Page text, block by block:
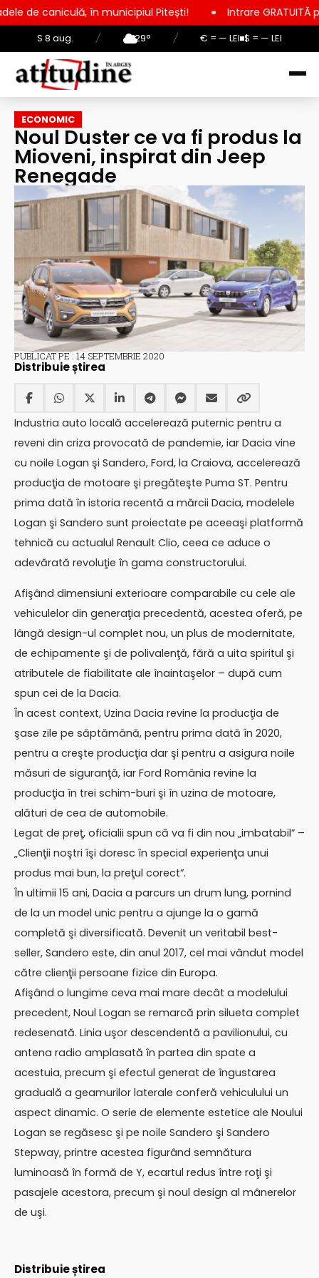
S 8 aug. / 29° / € = — LEI $ = — LEI
în municipiul Pitești! Intrare GRATUITĂ pentru copii,
ECONOMIC
Noul Duster ce va fi produs la
Mioveni, inspirat din Jeep
Renegade
PUBLICAT PE : 14 SEPTEMBRIE 2020
Distribuie știrea
Industria auto locală accelerează puternic pentru a
reveni din criza provocată de pandemie, iar Dacia vine
cu noile Logan şi Sandero, Ford, la Craiova, accelerează
producţia de motoare şi pregăteşte Puma ST. Pentru
prima dată în istoria recentă a mărcii Dacia, modelele
Logan şi Sandero sunt proiectate pe aceeaşi platformă
tehnică cu actualul Renault Clio, ceea ce aduce o
adevărată revoluţie în gama constructorului.
Afişând dimensiuni exterioare comparabile cu cele ale
vehiculelor din generaţia precedentă, acestea oferă, pe
lângă design-ul complet nou, un plus de modernitate,
de echipamente şi de polivalenţă, fără a uita spiritul şi
atributele de fiabilitate ale înaintaşelor – după cum
spun cei de la Dacia.
În acest context, Uzina Dacia revine la producţia de
şase zile pe săptămână, pentru prima dată în 2020,
pentru a creşte producţia dar şi pentru a asigura noile
măsuri de siguranţă, iar Ford România revine la
producţia în trei schim-buri şi în uzina de motoare,
alături de cea de automobile.
Legat de preţ, oficialii spun că va fi din nou „imbatabil” –
„Clienţii noştri îşi doresc în special experienţa unui
produs mai bun, la preţul corect”.
În ultimii 15 ani, Dacia a parcurs un drum lung, pornind
de la un model unic pentru a ajunge la o gamă
completă şi diversificată. Devenit un veritabil best-
seller, Sandero este, din anul 2017, cel mai vândut model
către clienţii persoane fizice din Europa.
Afişând o lungime ceva mai mare decât a modelului
precedent, Noul Logan se remarcă prin silueta complet
redesenată. Linia uşor descendentă a pavilionului, cu
antena radio amplasată în partea din spate a
acestuia, precum şi efectul generat de îngustarea
graduală a geamurilor laterale conferă vehiculului un
aspect dinamic. O serie de elemente estetice ale Noului
Logan se regăsesc şi pe noile Sandero şi Sandero
Stepway, printre acestea figurând semnătura
luminoasă în formă de Y, ecartul redus între roţi şi
pasajele acestora, precum şi noul design al mânerelor
de uşi.
Distribuie știrea